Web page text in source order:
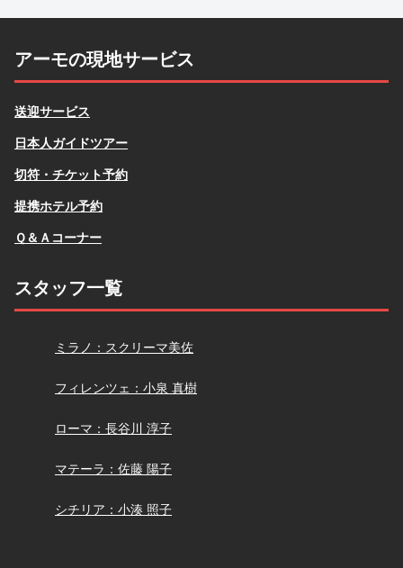
アーモの現地サービス
送迎サービス
日本人ガイドツアー
切符・チケット予約
提携ホテル予約
Ｑ＆Ａコーナー
スタッフ一覧
スクリーマ
ミラノ：スクリーマ美佐
小泉
フィレンツェ：小泉 真樹
長谷川
ローマ：長谷川 淳子
佐藤
マテーラ：佐藤 陽子
小湊
シチリア：小湊 照子